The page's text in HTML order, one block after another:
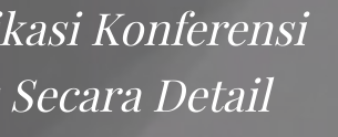
Konferensi
Secara Detail